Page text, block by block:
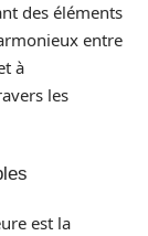
des éléments
entre
à
les
est la